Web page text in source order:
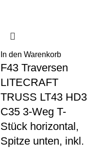
In den Warenkorb
F43 Traversen
LITECRAFT
TRUSS LT43 HD3
C35 3-Weg T-
Stück horizontal,
Spitze unten, inkl.